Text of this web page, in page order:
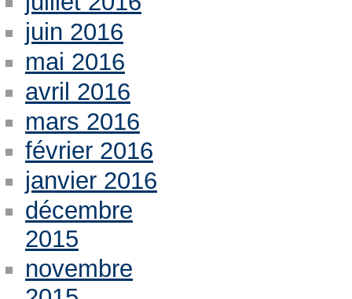
juin 2016
mai 2016
avril 2016
mars 2016
février 2016
janvier 2016
décembre
2015
novembre